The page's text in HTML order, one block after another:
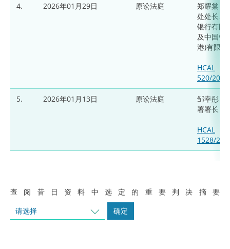
4. 2026年01月29日 原讼法庭
郑耀棠 诉
处处长、
银行有限
及中国银
港)有限公
HCAL
520/2023
5. 2026年01月13日 原讼法庭
邹幸彤 诉
署署长
HCAL
1528/
查阅昔日资料中选定的重要判决摘要
请选择
确定